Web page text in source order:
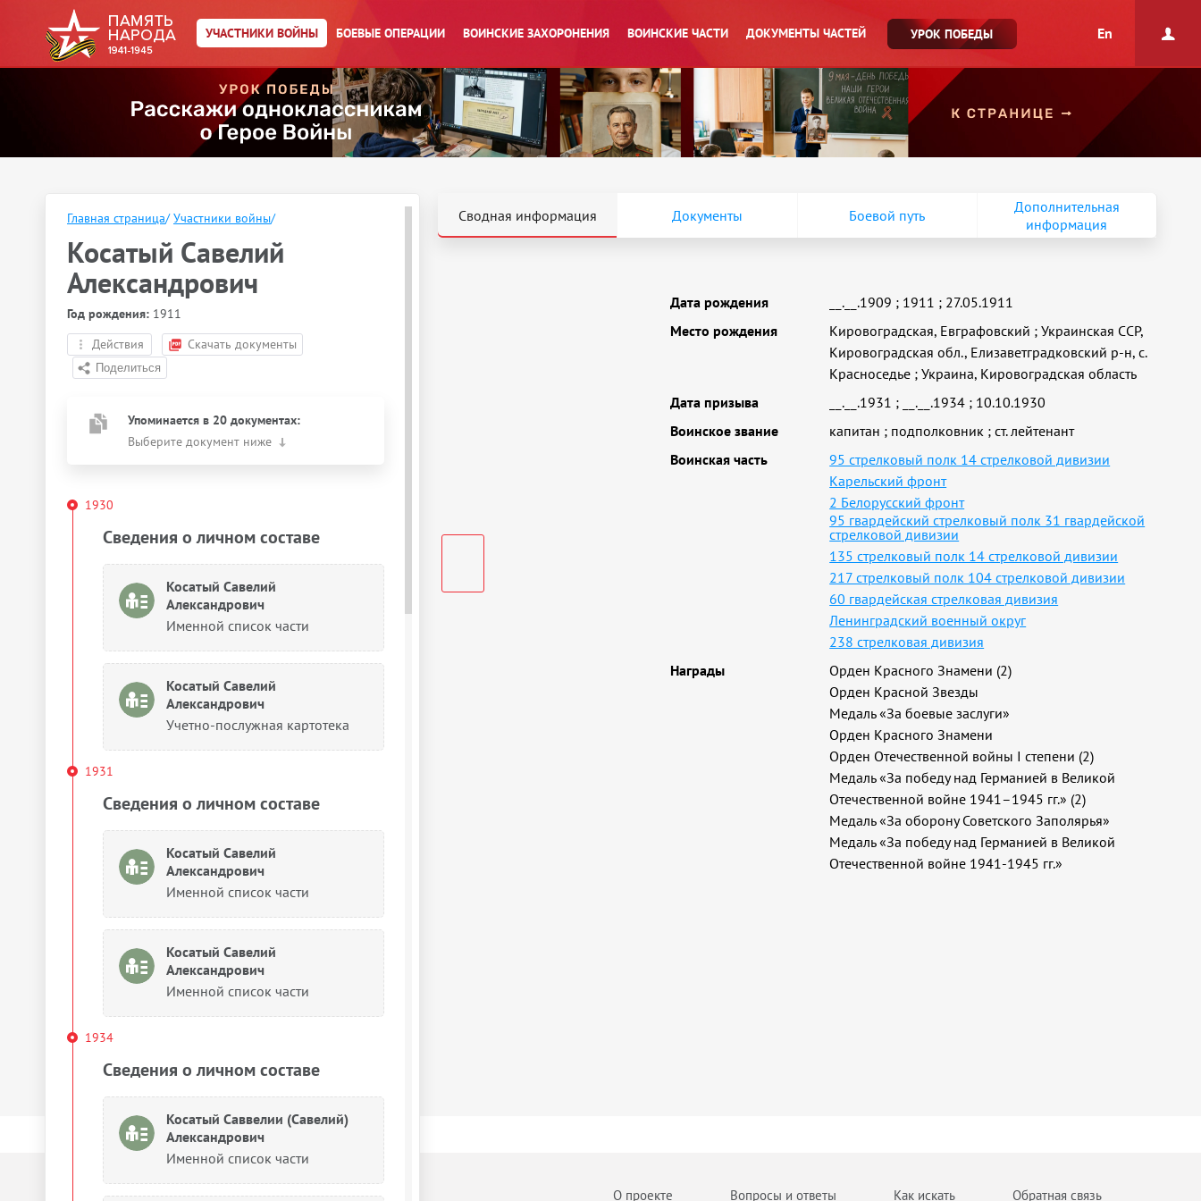
УЧАСТНИКИ ВОЙНЫ БОЕВЫЕ ОПЕРАЦИИ ВОИНСКИЕ ЗАХОРОНЕНИЯ ВОИНСКИЕ ЧАСТИ ДОКУМЕНТЫ ЧАСТЕЙ УРОК ПОБЕДЫ En
Главная страница/ Участники войны/
Косатый Савелий
Александрович
Год рождения: 1911
Действия
Скачать документы
Упоминается в 20 документах:
Выберите документ ниже
1930
Сведения о личном составе
Косатый Савелий
Александрович
Именной список части
Косатый Савелий
Александрович
Учетно-послужная картотека
1931
Сведения о личном составе
Косатый Савелий
Александрович
Именной список части
Косатый Савелий
Александрович
Именной список части
1934
Сведения о личном составе
Косатый Саввелии (Савелий)
Александрович
Именной список части
Сводная информация Документы Боевой путь
Дополнительная
информация
Дата рождения __.__.1909 ; 1911 ; 27.05.1911
Место рождения
Кировоградская, Евграфовский ;Украинская ССР,
Кировоградская обл., Елизаветградковский р-н, с.
Красноседье ;Украина, Кировоградская область
Дата призыва
__.__.1931 ; __.__.1934 ; 10.10.1930
Воинское звание
капитан ; подполковник ;ст. лейтенант
Воинская часть
95 стрелковый полк 14 стрелковой дивизии
Карельский фронт
2 Белорусский фронт
95 гвардейский стрелковый полк 31 гвардейской
стрелковой дивизии
135 стрелковый полк 14 стрелковой дивизии
217 стрелковый полк 104 стрелковой дивизии
60 гвардейская стрелковая дивизия
Ленинградский военный округ
238 стрелковая дивизия
Награды
Орден Красного Знамени (2)
Орден Красной Звезды
Медаль «За боевые заслуги»
Орден Красного Знамени
Орден Отечественной войны I степени (2)
Медаль «За победу над Германией в Великой
Отечественной войне 1941–1945 гг.» (2)
Медаль «За оборону Советского Заполярья»
Медаль «За победу над Германией в Великой
Отечественной войне 1941-1945 гг.»
О проекте Вопросы и ответы Как искать Обратная связь